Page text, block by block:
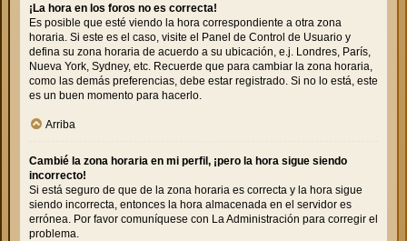
¡La hora en los foros no es correcta!
Es posible que esté viendo la hora correspondiente a otra zona
horaria. Si este es el caso, visite el Panel de Control de Usuario y
defina su zona horaria de acuerdo a su ubicación, e.j. Londres, París,
Nueva York, Sydney, etc. Recuerde que para cambiar la zona horaria,
como las demás preferencias, debe estar registrado. Si no lo está, este
es un buen momento para hacerlo.
Arriba
Cambié la zona horaria en mi perfil, ¡pero la hora sigue siendo
incorrecto!
Si está seguro de que de la zona horaria es correcta y la hora sigue
siendo incorrecta, entonces la hora almacenada en el servidor es
errónea. Por favor comuníquese con La Administración para corregir el
problema.